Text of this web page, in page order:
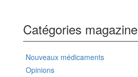
Catégories magazine
Nouveaux médicaments
Opinions